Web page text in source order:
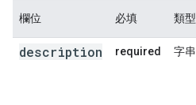
欄位 必填 類型
description required 字串